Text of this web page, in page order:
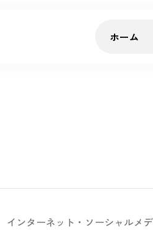
ホーム
インターネット・ソーシャルメ